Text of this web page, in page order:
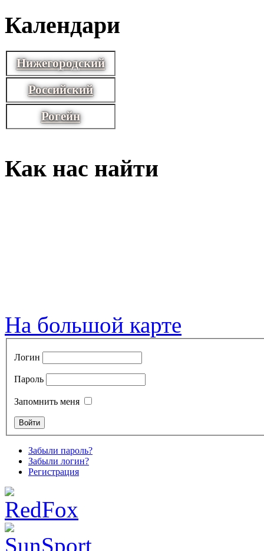
Календари
Нижегородский
Российский
Рогейн
Как нас найти
На большой карте
Логин
Пароль
Запомнить меня
Забыли пароль?
Забыли логин?
Регистрация